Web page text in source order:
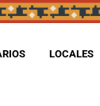
LOCALES